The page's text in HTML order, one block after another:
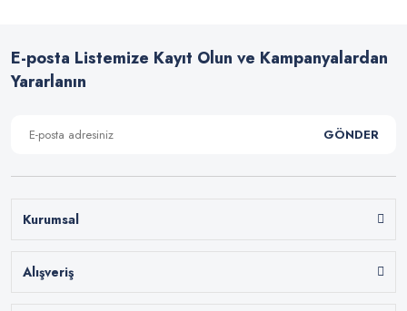
E-posta Listemize Kayıt Olun ve Kampanyalardan
Yararlanın
GÖNDER
Kurumsal
Alışveriş